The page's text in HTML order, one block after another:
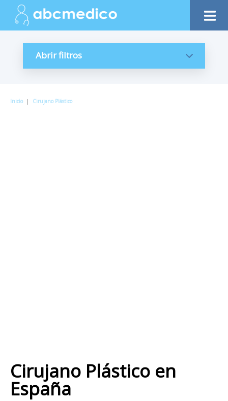
Abrir filtros
Inicio | Cirujano Plástico
Cirujano Plástico en
España